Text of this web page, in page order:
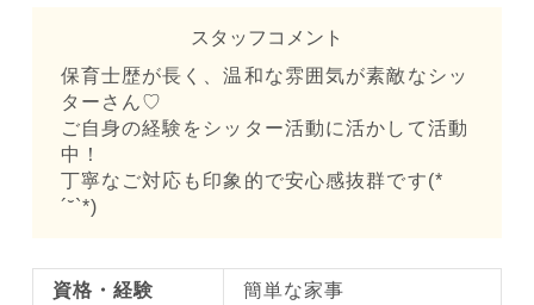
スタッフコメント
保育士歴が長く、温和な雰囲気が素敵なシッ
ターさん♡
ご自身の経験をシッター活動に活かして活動
中！
丁寧なご対応も印象的で安心感抜群です(*
´˘`*)
資格・経験
簡単な家事